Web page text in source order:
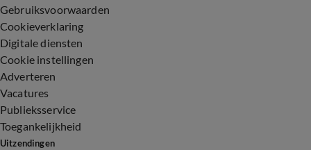
Gebruiksvoorwaarden
Cookieverklaring
Digitale diensten
Cookie instellingen
Adverteren
Vacatures
Publieksservice
Toegankelijkheid
Uitzendingen